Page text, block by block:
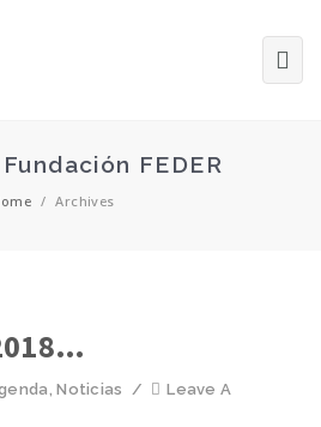
FEDER
/ Archives
,Noticias /
Leave A